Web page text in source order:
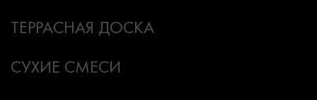
ТЕРРАСНАЯ ДОСКА
СУХИЕ СМЕСИ